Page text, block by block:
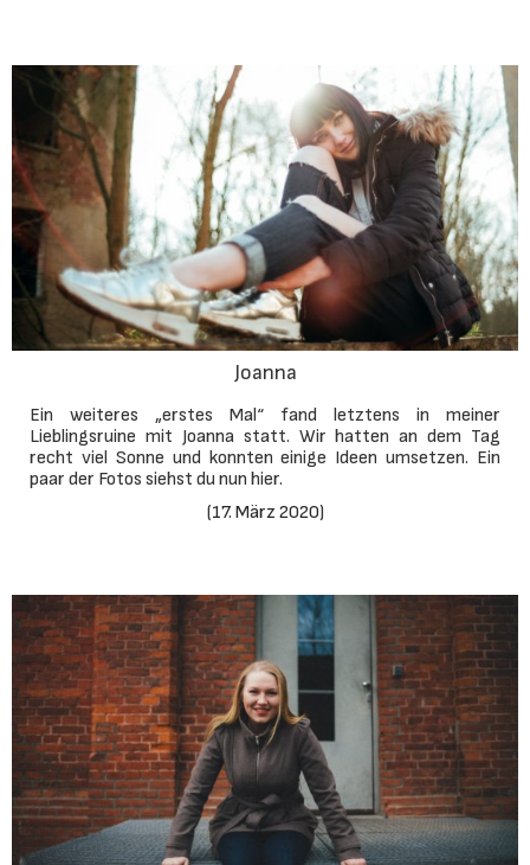
Joanna
Ein weiteres „erstes Mal“ fand letztens in meiner
Lieblingsruine mit Joanna statt. Wir hatten an dem Tag
recht viel Sonne und konnten einige Ideen umsetzen. Ein
paar der Fotos siehst du nun hier.
(17. März 2020)